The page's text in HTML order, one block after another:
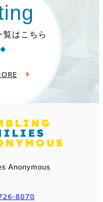
覧はこちら
Anonymous
8070